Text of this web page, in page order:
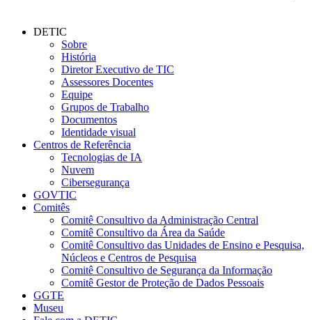
DETIC
Sobre
História
Diretor Executivo de TIC
Assessores Docentes
Equipe
Grupos de Trabalho
Documentos
Identidade visual
Centros de Referência
Tecnologias de IA
Nuvem
Cibersegurança
GOVTIC
Comitês
Comitê Consultivo da Administração Central
Comitê Consultivo da Área da Saúde
Comitê Consultivo das Unidades de Ensino e Pesquisa,
Núcleos e Centros de Pesquisa
Comitê Consultivo de Segurança da Informação
Comitê Gestor de Proteção de Dados Pessoais
GGTE
Museu